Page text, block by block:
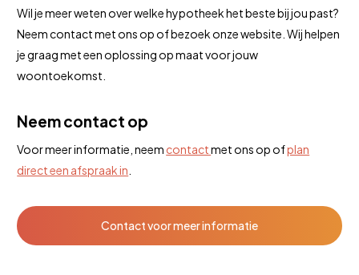
Wil je meer weten over welke hypotheek het beste bij jou past?
Neem contact met ons op of bezoek onze website. Wij helpen
je graag met een oplossing op maat voor jouw
woontoekomst.
Neem contact op
Voor meer informatie, neem contactmet ons op ofplan
direct een afspraak in
Contact voor meer informatie